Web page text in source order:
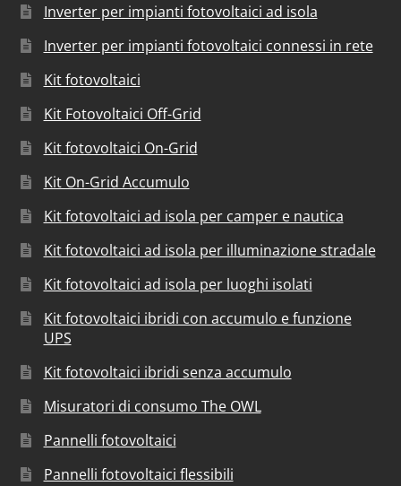
Inverter per impianti fotovoltaici ad isola
Inverter per impianti fotovoltaici connessi in rete
Kit fotovoltaici
Kit Fotovoltaici Off-Grid
Kit fotovoltaici On-Grid
Kit On-Grid Accumulo
Kit fotovoltaici ad isola per camper e nautica
Kit fotovoltaici ad isola per illuminazione stradale
Kit fotovoltaici ad isola per luoghi isolati
Kit fotovoltaici ibridi con accumulo e funzione
UPS
Kit fotovoltaici ibridi senza accumulo
Misuratori di consumo The OWL
Pannelli fotovoltaici
Pannelli fotovoltaici flessibili